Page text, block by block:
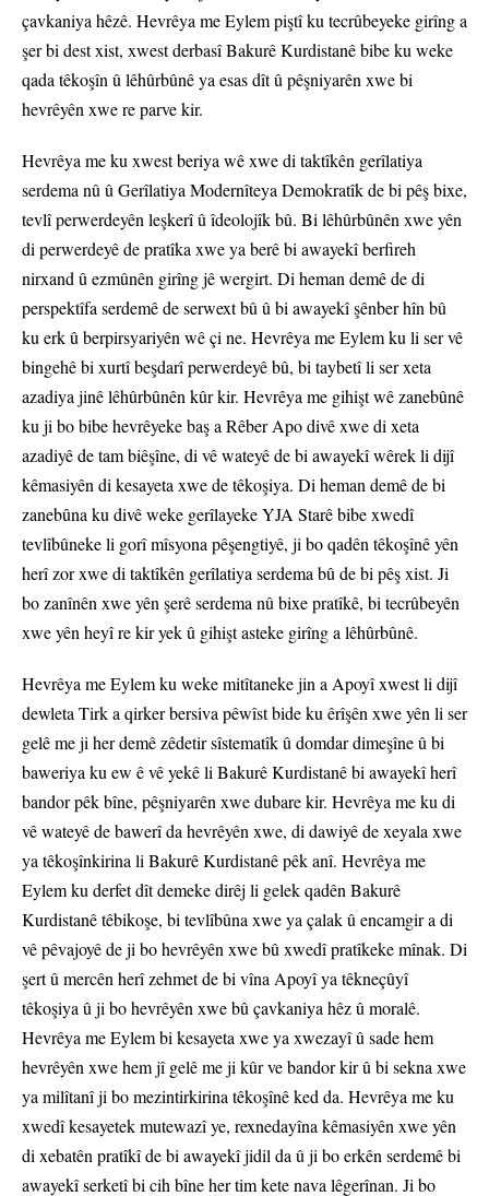
çavkaniya hêzê. Hevrêya me Eylem piştî ku tecrûbeyeke girîng a
şer bi dest xist, xwest derbasî Bakurê Kurdistanê bibe ku weke
qada têkoşîn û lêhûrbûnê ya esas dît û pêşniyarên xwe bi
hevrêyên xwe re parve kir.
Hevrêya me ku xwest beriya wê xwe di taktîkên gerîlatiya
serdema nû û Gerîlatiya Modernîteya Demokratîk de bi pêş bixe,
tevlî perwerdeyên leşkerî û îdeolojîk bû. Bi lêhûrbûnên xwe yên
di perwerdeyê de pratîka xwe ya berê bi awayekî berfireh
nirxand û ezmûnên girîng jê wergirt. Di heman demê de di
perspektîfa serdemê de serwext bû û bi awayekî şênber hîn bû
ku erk û berpirsyariyên wê çi ne. Hevrêya me Eylem ku li ser vê
bingehê bi xurtî beşdarî perwerdeyê bû, bi taybetî li ser xeta
azadiya jinê lêhûrbûnên kûr kir. Hevrêya me gihişt wê zanebûnê
ku ji bo bibe hevrêyeke baş a Rêber Apo divê xwe di xeta
azadiyê de tam biêşîne, di vê wateyê de bi awayekî wêrek li dijî
kêmasiyên di kesayeta xwe de têkoşiya. Di heman demê de bi
zanebûna ku divê weke gerîlayeke YJA Starê bibe xwedî
tevlîbûneke li gorî mîsyona pêşengtiyê, ji bo qadên têkoşînê yên
herî zor xwe di taktîkên gerîlatiya serdema bû de bi pêş xist. Ji
bo zanînên xwe yên şerê serdema nû bixe pratîkê, bi tecrûbeyên
xwe yên heyî re kir yek û gihişt asteke girîng a lêhûrbûnê.
Hevrêya me Eylem ku weke mitîtaneke jin a Apoyî xwest li dijî
dewleta Tirk a qirker bersiva pêwîst bide ku êrîşên xwe yên li ser
gelê me ji her demê zêdetir sîstematîk û domdar dimeşîne û bi
baweriya ku ew ê vê yekê li Bakurê Kurdistanê bi awayekî herî
bandor pêk bîne, pêşniyarên xwe dubare kir. Hevrêya me ku di
vê wateyê de bawerî da hevrêyên xwe, di dawiyê de xeyala xwe
ya têkoşînkirina li Bakurê Kurdistanê pêk anî. Hevrêya me
Eylem ku derfet dît demeke dirêj li gelek qadên Bakurê
Kurdistanê têbikoşe, bi tevlîbûna xwe ya çalak û encamgir a di
vê pêvajoyê de ji bo hevrêyên xwe bû xwedî pratîkeke mînak. Di
şert û mercên herî zehmet de bi vîna Apoyî ya têkneçûyî
têkoşiya û ji bo hevrêyên xwe bû çavkaniya hêz û moralê.
Hevrêya me Eylem bi kesayeta xwe ya xwezayî û sade hem
hevrêyên xwe hem jî gelê me ji kûr ve bandor kir û bi sekna xwe
ya milîtanî ji bo mezintirkirina têkoşînê ked da. Hevrêya me ku
xwedî kesayetek mutewazî ye, rexnedayîna kêmasiyên xwe yên
di xebatên pratîkî de bi awayekî jidil da û ji bo erkên serdemê bi
awayekî serketî bi cih bîne her tim kete nava lêgerînan. Ji bo